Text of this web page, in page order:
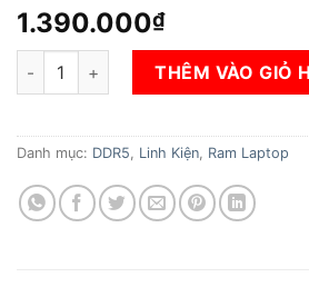
1.390.000₫
Ram laptop DDR5 16GB Samsung
THÊM VÀO GIỎ
Danh mục: DDR5 Linh Kiện Ram Laptop